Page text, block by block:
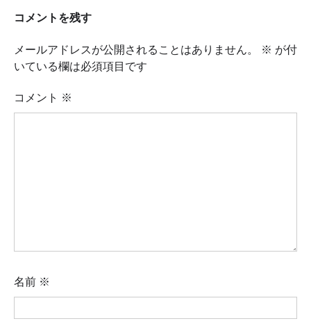
コメントを残す
メールアドレスが公開されることはありません。 ※ が付
いている欄は必須項目です
コメント ※
名前 ※